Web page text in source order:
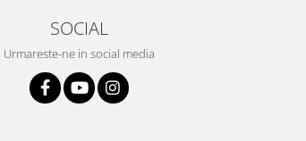
SOCIAL
Urmareste-ne in social media